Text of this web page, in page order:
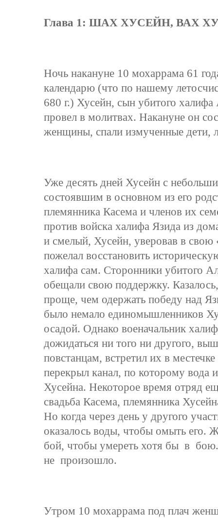
Глава 1: ШАХ ХУСЕЙН, ВАХ
Ночь накануне 10 мохаррама 61
календарю (что по нашему
680 г.) Хусейн, сын убитого
провел в молитвах. Накануне он
женщины, спали измученные дети,
Уже десять дней Хусейн с
состоявшим в основном из его
племянника Касема и членов их
против войска халифа Язида из
и смелый, Хусейн, уверовав в свою
пожелал восстановить
халифа сам. Сторонники убитого
обещали свою поддержку.
проще, чем одержать победу над
было немало единомышленников
осадой. Однако военачальник
дожидаться ни того ни другого,
повстанцам, встретил их в
перекрыл канал, по которому вода
Хусейна. Некоторое время отряд
свадьба Касема, племянника
Но когда через день у другого
оказалось воды, чтобы омыть его.
бой, чтобы умереть хотя бы в
не произошло.
Утром 10 мохаррама под плач